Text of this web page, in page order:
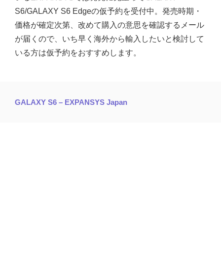
S6/GALAXY S6 Edgeの仮予約を受付中。発売時期・
価格が確定次第、改めて購入の意思を確認するメール
が届くので、いち早く海外から輸入したいと検討して
いる方は仮予約をおすすめします。
GALAXY S6 – EXPANSYS Japan